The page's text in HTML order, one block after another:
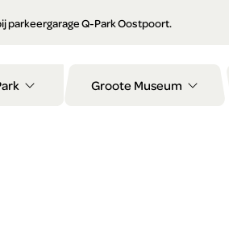
parkeergarage Q-Park Oostpoort.
Groote Museum